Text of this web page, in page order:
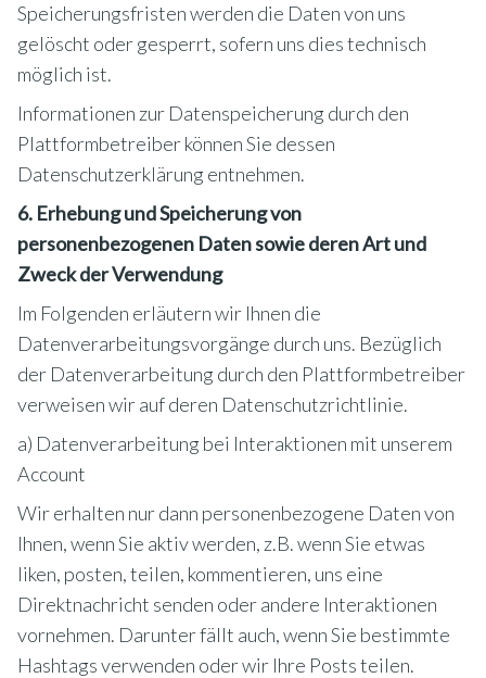
Speicherungsfristen werden die Daten von uns
gelöscht oder gesperrt, sofern uns dies technisch
möglich ist.
Informationen zur Datenspeicherung durch den
Plattformbetreiber können Sie dessen
Datenschutzerklärung entnehmen.
6. Erhebung und Speicherung von
personenbezogenen Daten sowie deren Art und
Zweck der Verwendung
Im Folgenden erläutern wir Ihnen die
Datenverarbeitungsvorgänge durch uns. Bezüglich
der Datenverarbeitung durch den Plattformbetreiber
verweisen wir auf deren Datenschutzrichtlinie.
a) Datenverarbeitung bei Interaktionen mit unserem
Account
Wir erhalten nur dann personenbezogene Daten von
Ihnen, wenn Sie aktiv werden, z.B. wenn Sie etwas
liken, posten, teilen, kommentieren, uns eine
Direktnachricht senden oder andere Interaktionen
vornehmen. Darunter fällt auch, wenn Sie bestimmte
Hashtags verwenden oder wir Ihre Posts teilen.